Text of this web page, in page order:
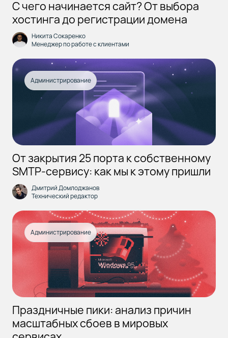
С чего начинается сайт? От выбора
хостинга до регистрации домена
Никита Сокаренко
Менеджер по работе с клиентами
Администрирование
От закрытия 25 порта к собственному
SMTP-сервису: как мы к этому пришли
Дмитрий Домлоджанов
Технический редактор
Администрирование
Праздничные пики: анализ причин
масштабных сбоев в мировых